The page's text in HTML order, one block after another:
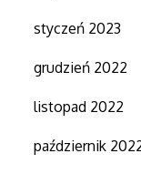
styczeń 2023
grudzień 2022
listopad 2022
październik